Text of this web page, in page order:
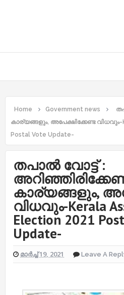
Home Government news
കാര്യങ്ങളും, അപേക്ഷിക്കേണ്ട വിധവും-
Postal Vote Update-
തപാൽ വോട്ട് :
കാര്യങ്ങളും,
വിധവും-Kerala
Election 2021
Update-
മാർച്ച് 19, 2021 Leave A